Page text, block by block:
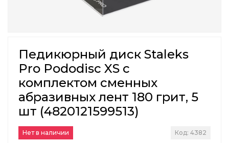
Педикюрный диск Staleks
Pro Pododisc XS с
комплектом сменных
абразивных лент 180 грит, 5
шт (4820121599513)
Нет в наличии Код: 4382